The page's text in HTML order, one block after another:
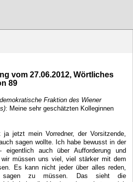
vom 27.06.2012, Wörtliches
89
Fraktion des Wiener
: Meine sehr geschätzten Kolleginnen
jetzt mein Vorredner, der Vorsitzende,
sagen wollte. Ich habe bewusst in der
eigentlich auch über Aufforderung und
wir müssen uns viel, viel stärker mit dem
Es kann nicht jeder über alles reden,
zu müssen. Das sieht die